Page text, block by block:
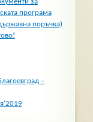
за
програма
поръчка)
–